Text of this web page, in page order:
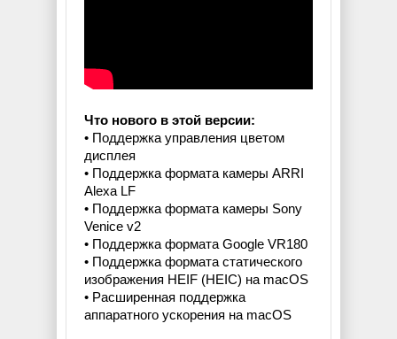
Что нового в этой версии:
• Поддержка управления цветом
дисплея
• Поддержка формата камеры ARRI
Alexa LF
• Поддержка формата камеры Sony
Venice v2
• Поддержка формата Google VR180
• Поддержка формата статического
изображения HEIF (HEIC) на macOS
• Расширенная поддержка
аппаратного ускорения на macOS